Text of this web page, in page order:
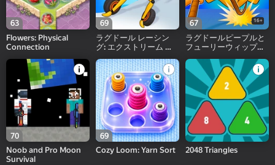
63
Flowers: Physical
Connection
69
ラグドール レーシン
グ: エクストリーム ダ
67 16+
ラグドールピープルと
フューリーウィップ！
70
Noob and Pro Moon
Survival
69
Cozy Loom: Yarn Sort
2048 Triangles